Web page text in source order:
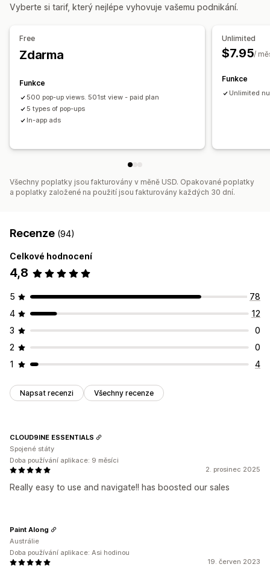
Správa automaticky otevíraných oken
Seznam pro shromažďování souhlasu s doručováním e-
Spouštěče a pravidla
Vyberte si tarif, který nejlépe vyhovuje vašemu podnikání.
Free
Zdarma
Funkce
500 pop-up views. 501st view - paid plan
5 types of pop-ups
In-app ads
Unlimited
$7.95/
Funkce
Unlimited
Všechny poplatky jsou fakturovány v měně USD. Opakované poplatky
a poplatky založené na použití jsou fakturovány každých 30 dní.
Recenze (94)
Celkové hodnocení
4,8
5
78
4
12
3
0
2
0
1
4
Napsat recenzi Všechny recenze
2. prosinec 2025
Really easy to use and navigate!! has boosted our sales
CLOUD9INE ESSENTIALS
Spojené státy
Doba používání aplikace: 9 měsíci
19. červen 2023
Paint Along
Austrálie
Doba používání aplikace: Asi hodinou